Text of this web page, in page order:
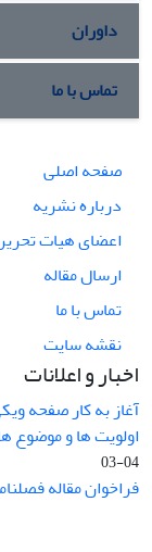
داوران
تماس با ما
صفحه اصلی
درباره نشریه
اعضای هیات
ارسال مقاله
تماس با ما
نقشه سایت
اخبار و اعلانات
آغاز به کار صفحه
اولویت ها و موضوع
04-03
فراخوان مقاله